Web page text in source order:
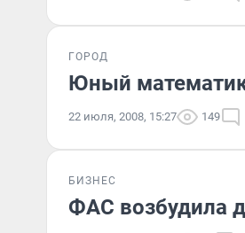
ГОРОД
Юный математик
22 июля, 2008, 15:27 149
БИЗНЕС
ФАС возбудила